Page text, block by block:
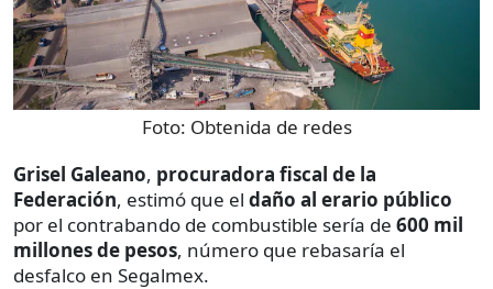
Foto: Obtenida de redes
Grisel Galeano, procuradora fiscal de la
Federación, estimó que el daño al erario público
por el contrabando de combustible sería de 600 mil
millones de pesos, número que rebasaría el
desfalco en Segalmex.